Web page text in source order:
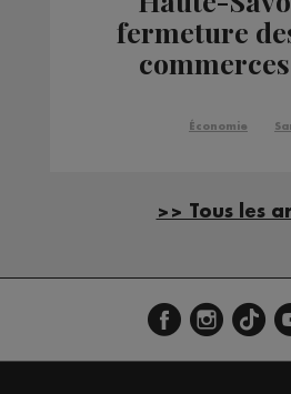
fermeture
Économie
>> Tous les